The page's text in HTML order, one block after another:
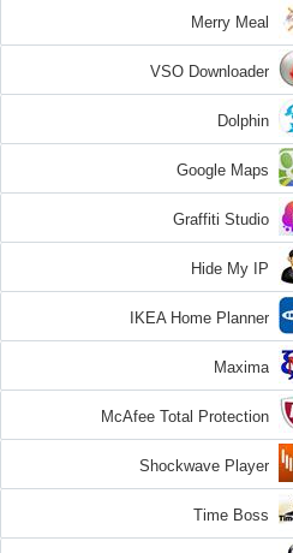
Merry Meal
VSO Downloader
Dolphin
Google Maps
Graffiti Studio
Hide My IP
IKEA Home Planner
Maxima
McAfee Total Protection
Shockwave Player
Time Boss